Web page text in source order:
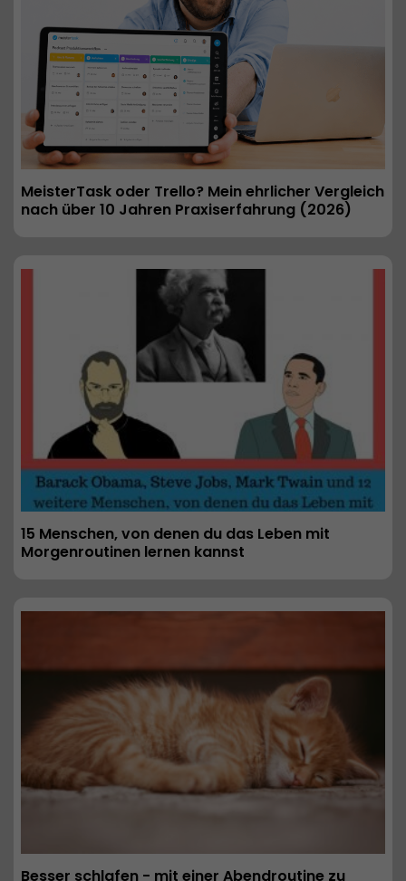
MeisterTask oder Trello? Mein ehrlicher Vergleich
nach über 10 Jahren Praxiserfahrung (2026)
15 Menschen, von denen du das Leben mit
Morgenroutinen lernen kannst
Besser schlafen - mit einer Abendroutine zu